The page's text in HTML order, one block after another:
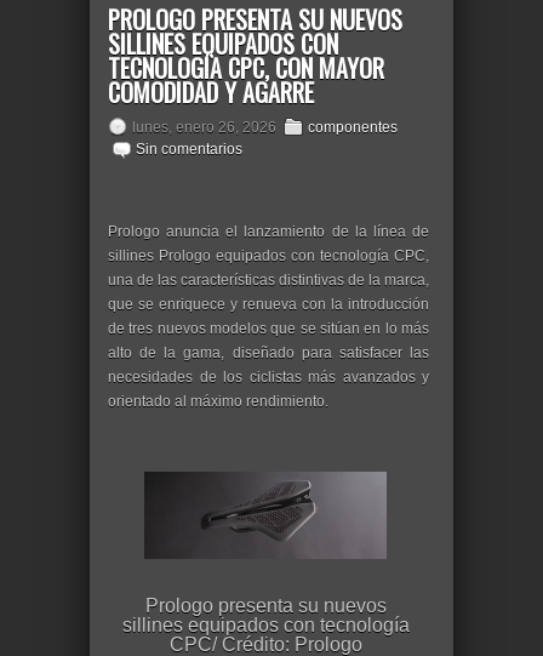
PROLOGO PRESENTA SU NUEVOS
SILLINES EQUIPADOS CON
TECNOLOGÍA CPC, CON MAYOR
COMODIDAD Y AGARRE
lunes, enero 26, 2026
componentes
Sin comentarios
Prologo anuncia el lanzamiento de la línea de
sillines Prologo equipados con tecnología CPC,
una de las características distintivas de la marca,
que se enriquece y renueva con la introducción
de tres nuevos modelos que se sitúan en lo más
alto de la gama, diseñado para satisfacer las
necesidades de los ciclistas más avanzados y
orientado al máximo rendimiento.
Prologo presenta su nuevos
sillines equipados con tecnología
CPC/ Crédito: Prologo